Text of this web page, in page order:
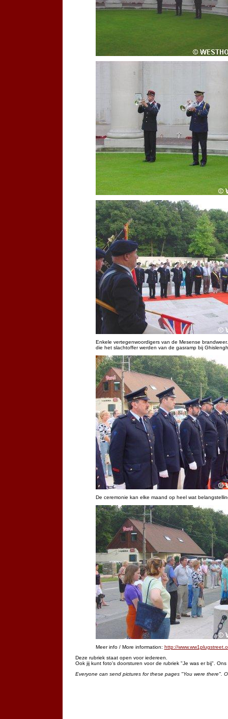
Enkele vertegenwoordigers van de Mesense
die het slachtoffer werden van de gasramp bij
De ceremonie kan elke maand op heel wat
Meer info / More information: http://
Deze rubriek staat open voor iedereen.
Ook jij kunt foto's doorsturen voor de rubriek "Je was er bij".
Everyone can send pictures for these pages "You were there".